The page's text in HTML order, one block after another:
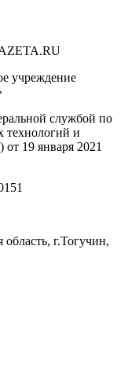
учреждение
службой по
технологий и
19 января 2021
г.Тогучин,